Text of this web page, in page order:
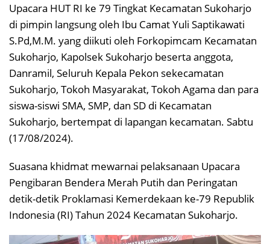
Upacara HUT RI ke 79 Tingkat Kecamatan Sukoharjo
di pimpin langsung oleh Ibu Camat Yuli Saptikawati
S.Pd,M.M. yang diikuti oleh Forkopimcam Kecamatan
Sukoharjo, Kapolsek Sukoharjo beserta anggota,
Danramil, Seluruh Kepala Pekon sekecamatan
Sukoharjo, Tokoh Masyarakat, Tokoh Agama dan para
siswa-siswi SMA, SMP, dan SD di Kecamatan
Sukoharjo, bertempat di lapangan kecamatan. Sabtu
(17/08/2024).
Suasana khidmat mewarnai pelaksanaan Upacara
Pengibaran Bendera Merah Putih dan Peringatan
detik-detik Proklamasi Kemerdekaan ke-79 Republik
Indonesia (RI) Tahun 2024 Kecamatan Sukoharjo.